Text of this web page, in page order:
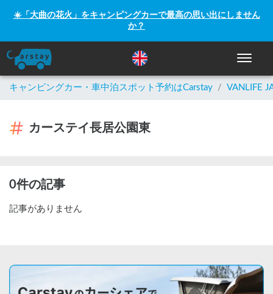
☀️「大曲の花火」をキャンピングカーで最高の思い出にしません
か？
ナビゲ
キャンピングカー・車中泊スポット予約はCarstay / VANLIFE
カーステイ長居公園東
0件の記事
記事がありません